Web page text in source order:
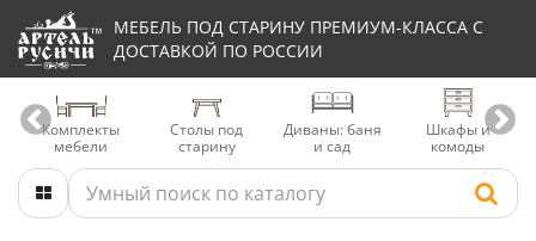
МЕБЕЛЬ ПОД СТАРИНУ ПРЕМИУМ-КЛАССА С
ДОСТАВКОЙ ПО РОССИИ
Комплекты
мебели
Столы под
старину
Диваны: баня
и сад
Шкафы и
комоды